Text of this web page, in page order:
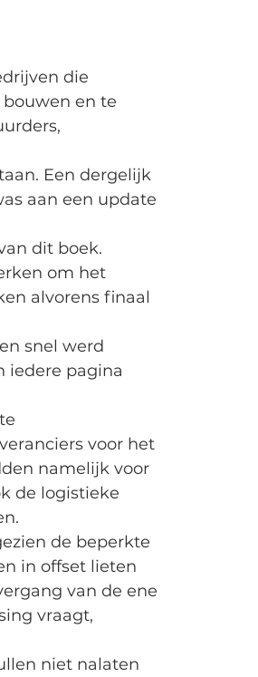
die
en te
Een dergelijk
aan een update
dit boek.
om het
alvorens finaal
snel werd
iedere pagina
voor het
namelijk voor
de logistieke
de beperkte
in offset lieten
van de ene
vraagt,
niet nalaten